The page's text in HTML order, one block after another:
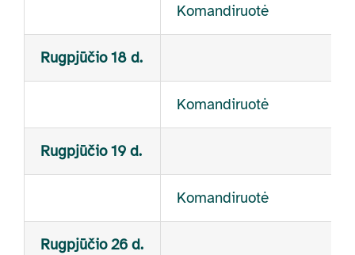
Komandiruotė
Rugpjūčio 18 d.
Komandiruotė
Rugpjūčio 19 d.
Komandiruotė
Rugpjūčio 26 d.